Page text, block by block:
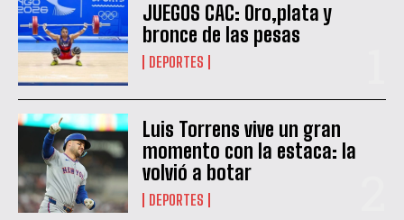
JUEGOS CAC: Oro,plata y
bronce de las pesas
DEPORTES
Luis Torrens vive un gran
momento con la estaca: la
volvió a botar
DEPORTES